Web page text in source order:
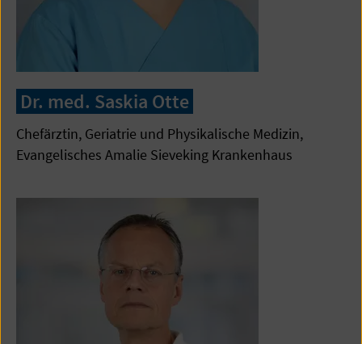
Dr. med. Saskia Otte
Chefärztin, Geriatrie und Physikalische Medizin,
Evangelisches Amalie Sieveking Krankenhaus